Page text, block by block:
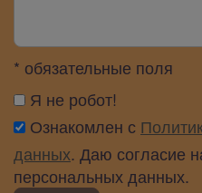
* обязательные поля
Я не робот!
Ознакомлен с
данных. Даю согласие
персональных данных.